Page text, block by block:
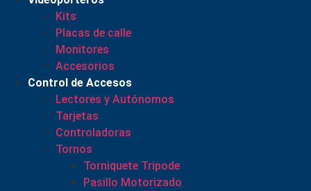
Kits
Placas de calle
Monitores
Accesorios
Control de Accesos
Lectores y Autónomos
Tarjetas
Controladoras
Tornos
Torniquete Tripode
Pasillo Motorizado